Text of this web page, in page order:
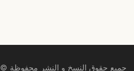
جميع حقوق النسخ و النشر محفوظة © 2009–2026